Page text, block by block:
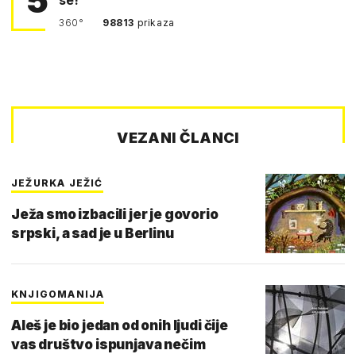
360° 98813 prikaza
VEZANI ČLANCI
JEŽURKA JEŽIĆ
Ježa smo izbacili jer je govorio
srpski, a sad je u Berlinu
KNJIGOMANIJA
Aleš je bio jedan od onih ljudi čije
vas društvo ispunjava nečim